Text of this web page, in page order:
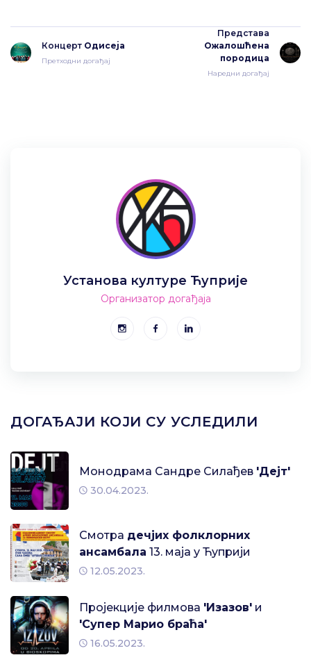
Концерт Одисеја
Претходни догађај
Представа
Ожалошћена
породица
Наредни догађај
Установа културе Ћуприје
Организатор догађаја
ДОГАЂАЈИ КОЈИ СУ УСЛЕДИЛИ
Монодрама Сандре Силађев 'Дејт'
30.04.2023.
Смотра дечјих фолклорних
ансамбала 13. маја у Ћуприји
12.05.2023.
Пројекције филмова 'Изазов' и
'Супер Марио браћа'
16.05.2023.